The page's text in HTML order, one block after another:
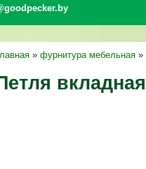
» фурнитура мебельная »